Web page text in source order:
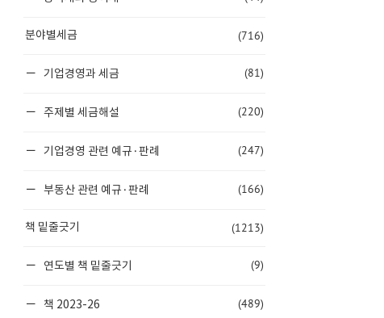
분야별세금 (716)
기업경영과 세금 (81)
주제별 세금해설 (220)
기업경영 관련 예규·판례 (247)
부동산 관련 예규·판례 (166)
책 밑줄긋기 (1213)
연도별 책 밑줄긋기 (9)
책 2023-26 (489)